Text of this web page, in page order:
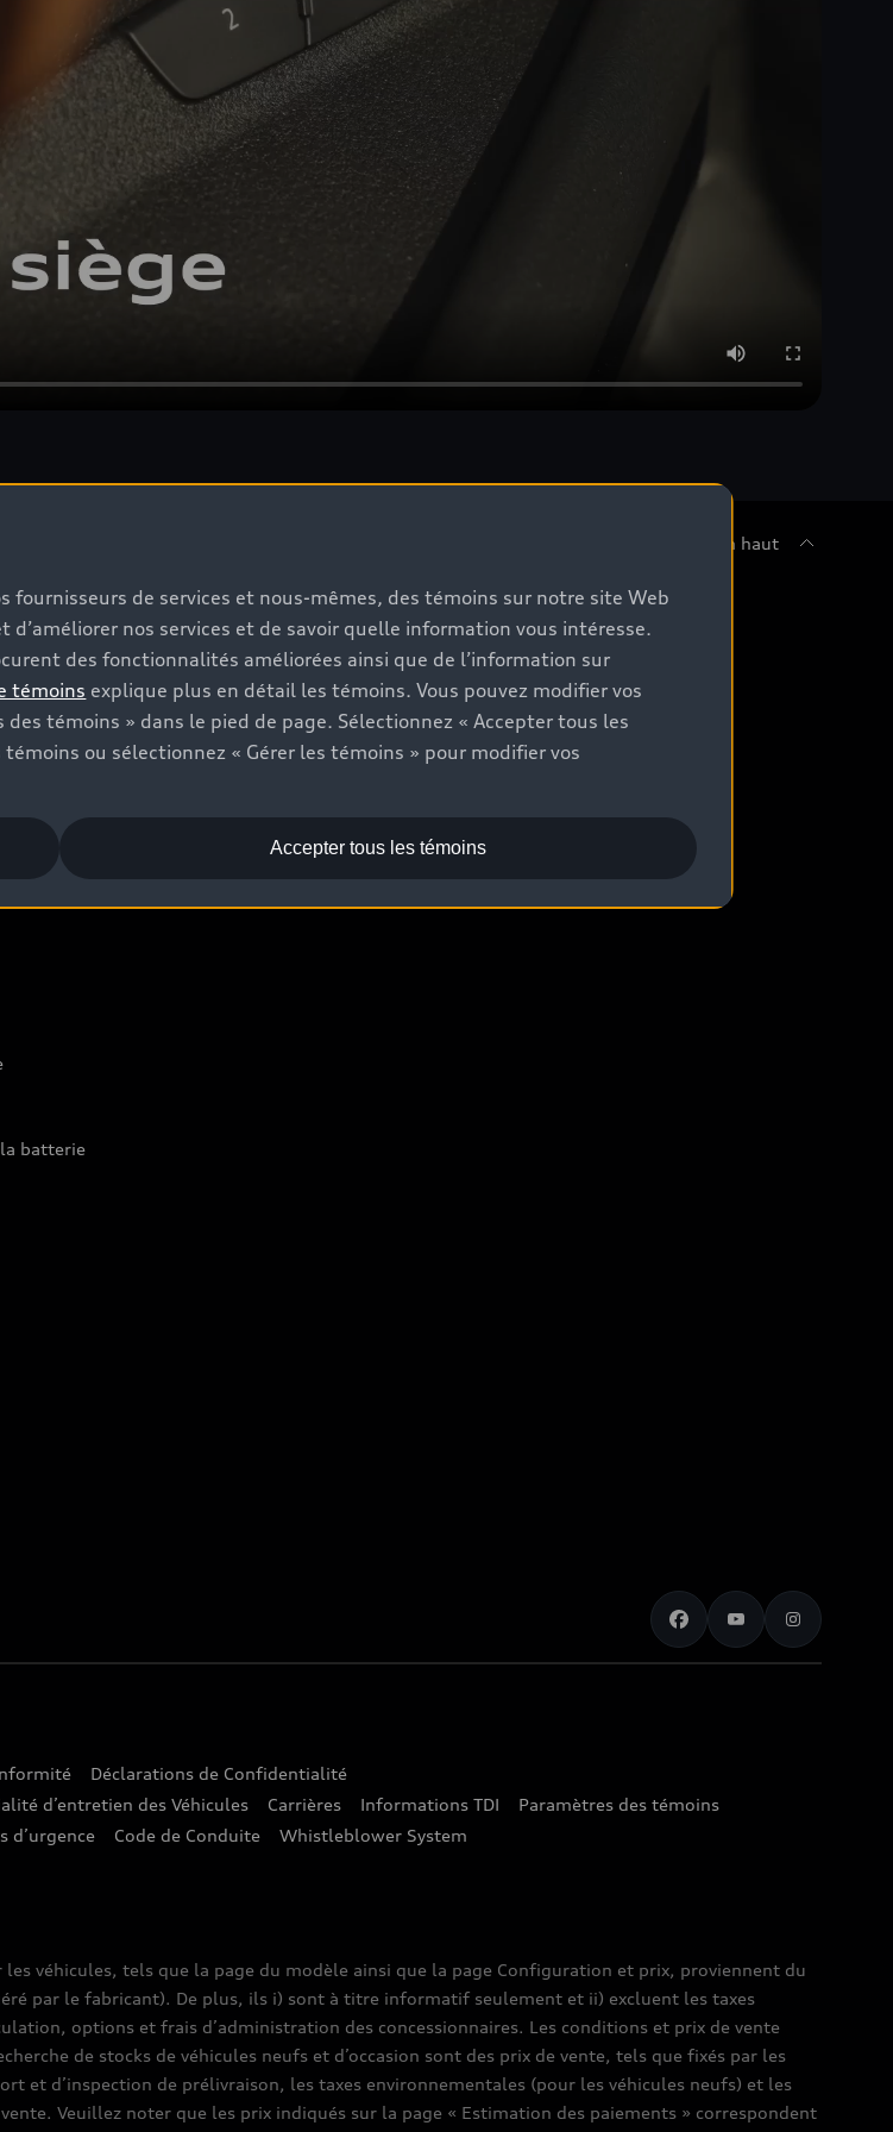
Retour en haut
Achetez
Communiquer avec un concessionnaire
Évaluation aux fins d’échange
Location et financement
batterie
Déclarations de Confidentialité
d’entretien des Véhicules Carrières Informations TDI
Paramètres des témoins
d’urgence Code de Conduite Whistleblower System
véhicules, tels que la page du modèle ainsi que la page Configuration et prix, proviennent du
par le fabricant). De plus, ils i) sont à titre informatif seulement et ii) excluent les taxes
options et frais d’administration des concessionnaires. Les conditions et prix de vente
de stocks de véhicules neufs et d’occasion sont des prix de vente, tels que fixés par les
et d’inspection de prélivraison, les taxes environnementales (pour les véhicules neufs) et les
Veuillez noter que les prix indiqués sur la page « Estimation des paiements » correspondent
de services et nous-mêmes, des témoins sur notre site Web
nos services et de savoir quelle information vous intéresse.
des fonctionnalités améliorées ainsi que de l’information sur
témoins explique plus en détail les témoins. Vous pouvez modifier vos
témoins » dans le pied de page. Sélectionnez « Accepter tous les
ou sélectionnez « Gérer les témoins » pour modifier vos
Accepter tous les témoins